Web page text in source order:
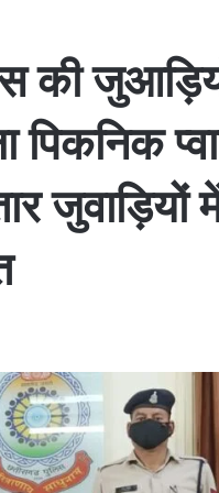
की
पिकनिक
जुवाड़ियों